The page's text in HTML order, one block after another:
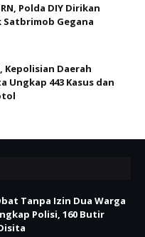
Polda DIY Dirikan
Gegana
Kepolisian Daerah
Ungkap 443 Kasus dan
Tanpa Izin Dua Warga
Polisi, 160 Butir